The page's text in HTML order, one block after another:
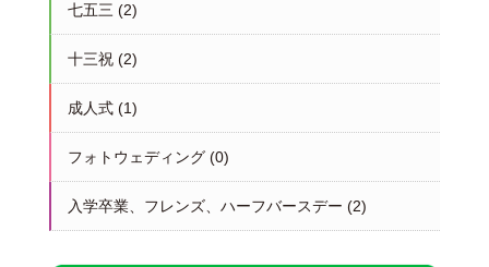
七五三 (2)
十三祝(2)
成人式(1)
フォトウェディング(0)
入学卒業、フレンズ、ハーフバースデー (2)